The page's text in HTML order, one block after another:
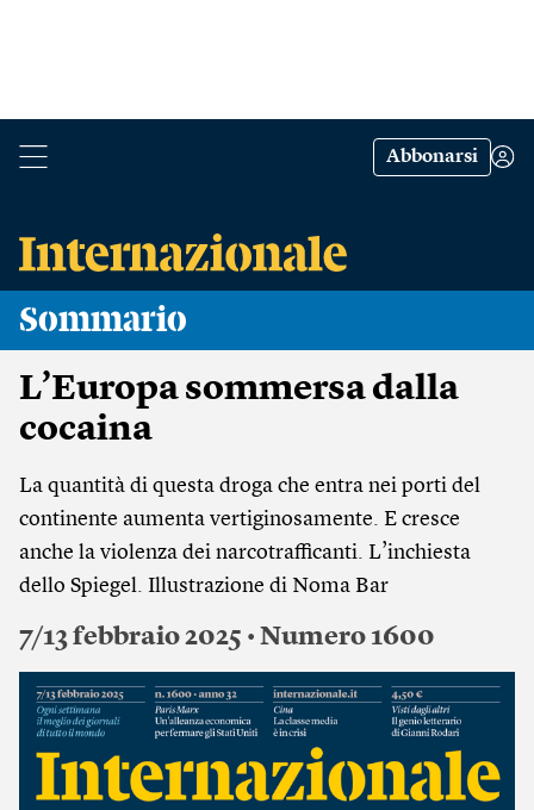
Abbonarsi
Sommario
L’Europa sommersa dalla
cocaina
La quantità di questa droga che entra nei porti del
continente aumenta vertiginosamente. E cresce
anche la violenza dei narcotrafficanti. L’inchiesta
dello Spiegel. Illustrazione di Noma Bar
7/13 febbraio 2025 • Numero 1600